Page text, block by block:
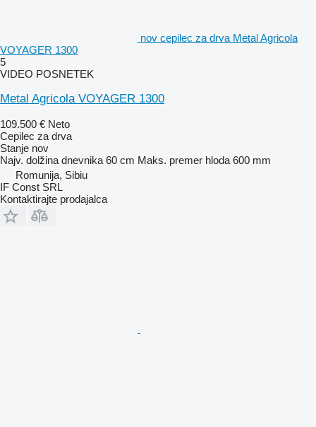
nov cepilec za drva Metal Agricola
VOYAGER 1300
5
VIDEO POSNETEK
Metal Agricola VOYAGER 1300
109.500 € Neto
Cepilec za drva
Stanje nov
Najv. dolžina dnevnika 60 cm Maks. premer hloda 600 mm
Romunija, Sibiu
IF Const SRL
Kontaktirajte prodajalca